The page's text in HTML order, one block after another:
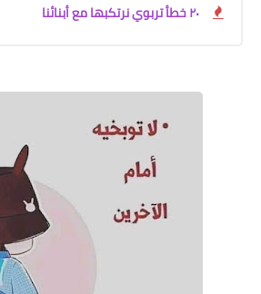
٢٠ خطأ تربوي نرتكبها مع أبنائنا